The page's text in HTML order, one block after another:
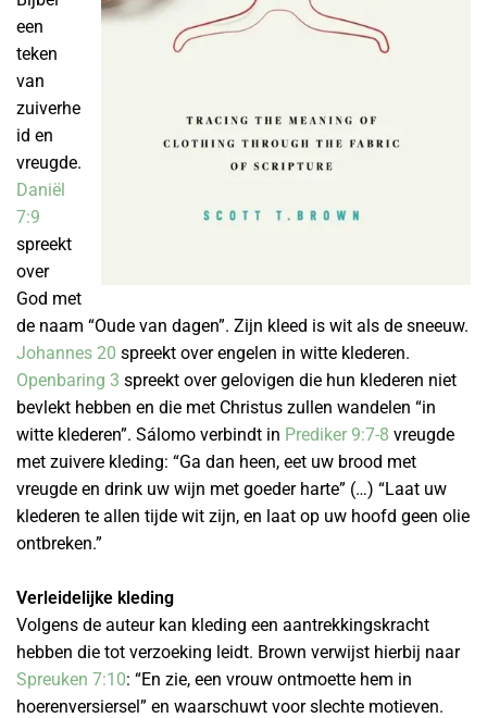
een
teken
van
zuiverhe
id en
vreugde.
Daniël
7:9
spreekt
over
God met
de naam “Oude van dagen”. Zijn kleed is wit als de sneeuw.
Johannes 20 spreekt over engelen in witte klederen.
Openbaring 3 spreekt over gelovigen die hun klederen niet
bevlekt hebben en die met Christus zullen wandelen “in
witte klederen”. Sálomo verbindt in Prediker 9:7-8 vreugde
met zuivere kleding: “Ga dan heen, eet uw brood met
vreugde en drink uw wijn met goeder harte” (…) “Laat uw
klederen te allen tijde wit zijn, en laat op uw hoofd geen olie
ontbreken.”
Verleidelijke kleding
Volgens de auteur kan kleding een aantrekkingskracht
hebben die tot verzoeking leidt. Brown verwijst hierbij naar
Spreuken 7:10: “En zie, een vrouw ontmoette hem in
hoerenversiersel” en waarschuwt voor slechte motieven.